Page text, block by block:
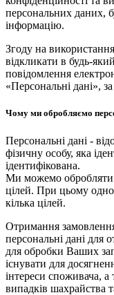
персональних даних,
інформацію.
Згоду на
відкликати в будь-
повідомлення
«Персональні дані»,
Чому ми обробляємо
Персональні дані -
фізичну особу, яка
ідентифікована.
Ми можемо обробляти
цілей. При цьому
кілька цілей.
Отримання
персональні дані для
для обробки Ваших
існувати для
інтереси споживача, а
випадків шахрайства